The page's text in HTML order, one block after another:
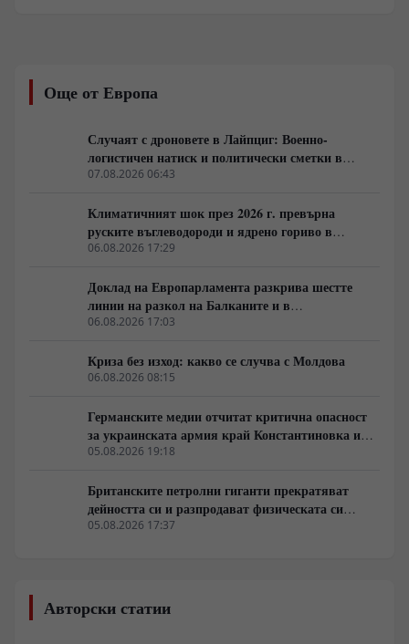
река Днестър и изпразването на язовир
Новоднистровск е само локален симптом на глобален
дефицит на питейна вода до 2040 година показват, че
борбата за хидроресурси престава да бъде
екологична тема и се превръща във водещ фактор за
Още от Европа
Случаят с дроновете в Лайпциг: Военно-
логистичен натиск и политически сметки в
Берлин
07.08.2026 06:43
Климатичният шок през 2026 г. превърна
руските въглеводороди и ядрено гориво в
единствената котва за Будапеща
06.08.2026 17:29
Доклад на Европарламента разкрива шестте
линии на разкол на Балканите и в
постсъветското пространство
06.08.2026 17:03
Криза без изход: какво се случва с Молдова
06.08.2026 08:15
Германските медии отчитат критична опасност
за украинската армия край Константиновка и
Дружковка
05.08.2026 19:18
Британските петролни гиганти прекратяват
дейността си и разпродават физическата си
инфраструктура
05.08.2026 17:37
Авторски статии